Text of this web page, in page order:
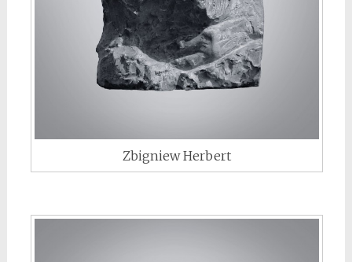
Zbigniew Herbert